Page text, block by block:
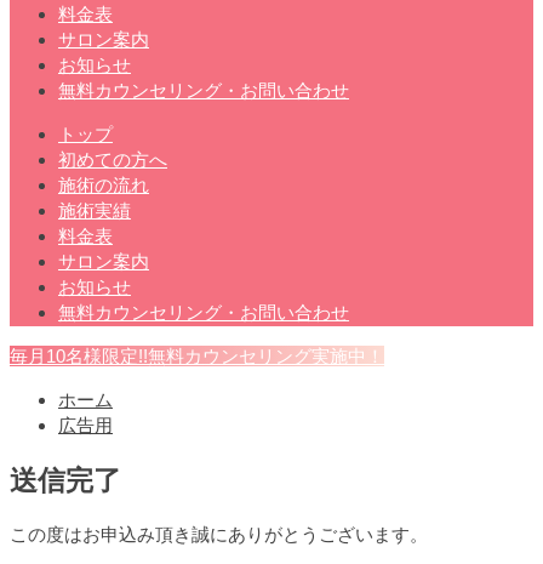
料金表
サロン案内
お知らせ
無料カウンセリング・お問い合わせ
トップ
初めての方へ
施術の流れ
施術実績
料金表
サロン案内
お知らせ
無料カウンセリング・お問い合わせ
毎月10名様限定!!無料カウンセリング実施中！
ホーム
広告用
送信完了
この度はお申込み頂き誠にありがとうございます。